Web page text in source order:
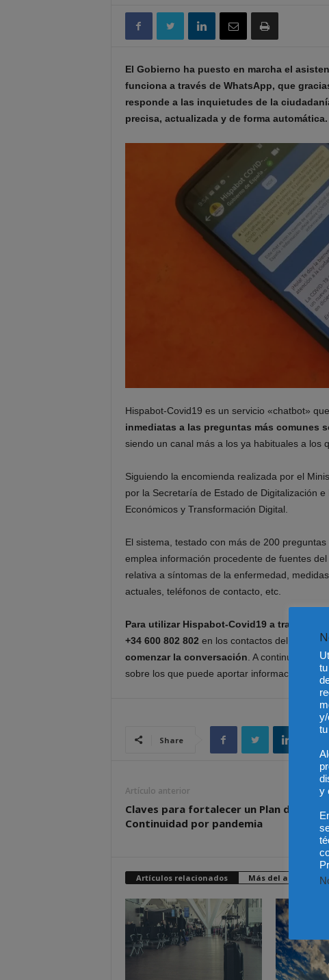
El Gobierno ha puesto en marcha el
funciona a través de WhatsApp, que
responde a las inquietudes de la
precisa, actualizada y de forma automática.
Hispabot-Covid19 es un servicio «chatbot»
inmediatas a las preguntas más comunes
siendo un canal más a los ya habituales a los
Siguiendo la encomienda realizada por el
por la Secretaría de Estado de Digitalización
Económicos y Transformación Digital.
El sistema, testado con más de 200
emplea información procedente de fuentes
relativa a síntomas de la enfermedad,
actuales, teléfonos de contacto, etc.
Para utilizar Hispabot-Covid19 a través de
+34 600 802 802en los contactos del
comenzar la conversación. A continuación,
sobre los que puede aportar información.
Share
Artículo anterior
Claves para fortalecer un Plan de
Continuidad por pandemia
Artículos relacionados Más del autor
y/
y